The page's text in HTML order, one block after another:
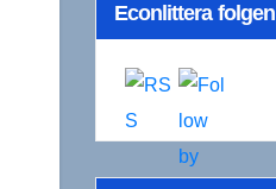
Econlittera folgen